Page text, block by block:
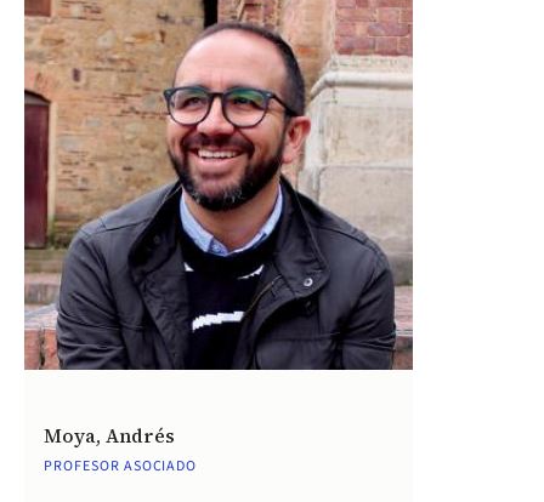
Moya, Andrés
PROFESOR ASOCIADO